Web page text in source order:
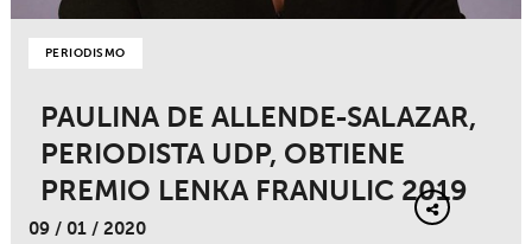
PERIODISMO
PAULINA DE ALLENDE-SALAZAR,
PERIODISTA UDP, OBTIENE
PREMIO LENKA FRANULIC 2019
09 / 01 / 2020